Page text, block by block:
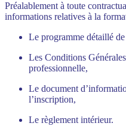
Préalablement à toute
informations relatives à la
Le programme détaillé
Les Conditions
professionnelle,
Le document
l’inscription,
Le règlement intérieur.